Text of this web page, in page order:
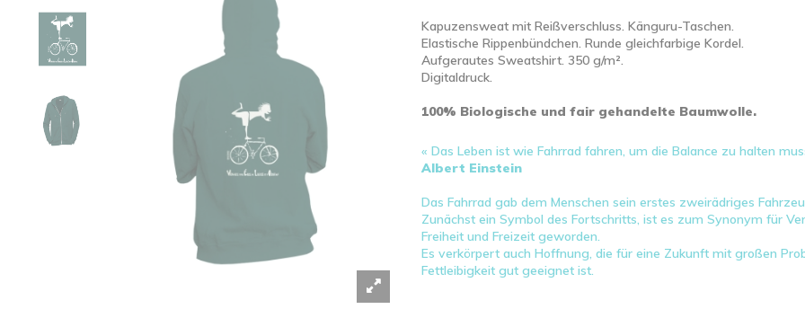
Kapuzensweat mit Reißverschluss. Känguru-Taschen.
Elastische Rippenbündchen. Runde gleichfarbige Kordel.
Aufgerautes Sweatshirt. 350 g/m².
Digitaldruck.
100% Biologische und fair gehandelte Baumwolle.
« Das Leben ist wie Fahrrad fahren, um die Balance zu halten
Albert Einstein
Das Fahrrad gab dem Menschen sein erstes zweirädriges
Zunächst ein Symbol des Fortschritts, ist es zum Synonym für
Freiheit und Freizeit geworden.
Es verkörpert auch Hoffnung, die für eine Zukunft mit großen
Fettleibigkeit gut geeignet ist.